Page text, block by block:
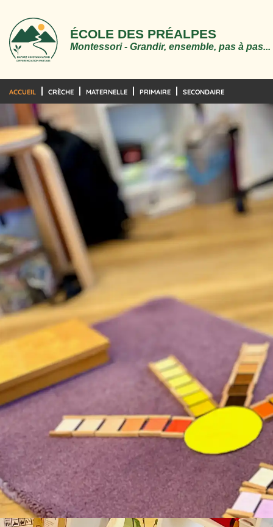
ÉCOLE DES PRÉALPES
Montessori - Grandir, ensemble, pas à pas...
ACCUEIL CRÈCHE MATERNELLE PRIMAIRE SECONDAIRE